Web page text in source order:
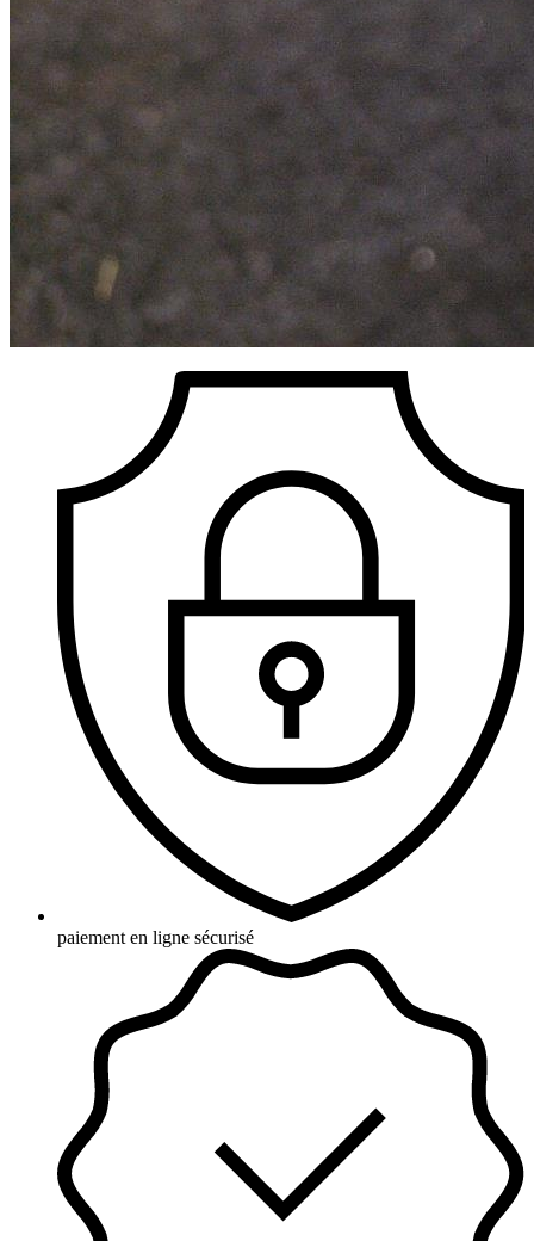
paiement en ligne sécurisé